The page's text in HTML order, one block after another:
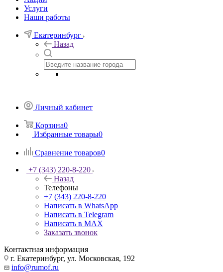
Услуги
Наши работы
Екатеринбург
Назад
Личный кабинет
Корзина0
Избранные товары0
Сравнение товаров0
+7 (343) 220-8-220
Назад
Телефоны
+7 (343) 220-8-220
Написать в WhatsApp
Написать в Telegram
Написать в MAX
Заказать звонок
Контактная информация
г. Екатеринбург, ул. Московская, 192
info@rumof.ru